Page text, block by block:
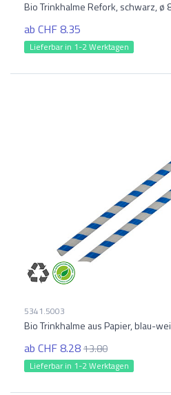
Bio Trinkhalme Refork, schwarz, ø
ab CHF 8.35
Lieferbar in 1-2 Werktagen
5341.5003
Bio Trinkhalme aus Papier, blau-
ab CHF 8.2813.80
Lieferbar in 1-2 Werktagen